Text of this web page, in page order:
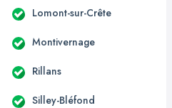
Lomont-sur-Crête
Montivernage
Rillans
Silley-Bléfond